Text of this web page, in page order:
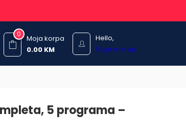
Hello,
Sign me up
0
Moja korpa
0.00 KM
5 programa –